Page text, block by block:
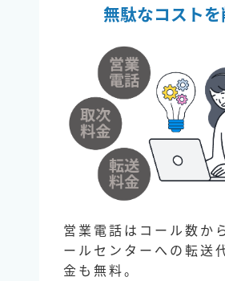
無駄なコスト
営業電話はコール数か
ールセンターへの転送
金も無料。